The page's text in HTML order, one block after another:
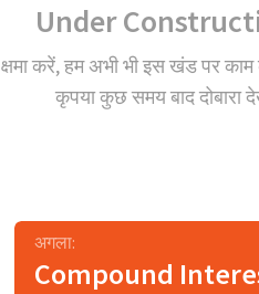
Under
क्षमा करें, हम अभी भी इस खंड पर
कृपया कुछ समय बाद दोबारा
अगला:
Compound